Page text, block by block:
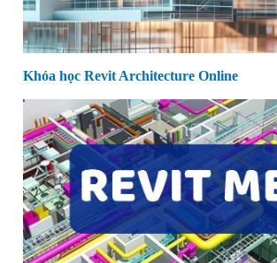
Khóa học Revit Architecture Online